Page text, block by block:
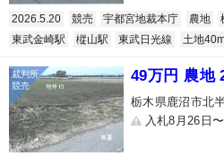
2026.5.20 競売 宇都宮地裁本庁 農地
東武金崎駅
樅山駅 東武日光線 土地
49万円 農地
栃木県鹿沼市北
入札8月26日〜